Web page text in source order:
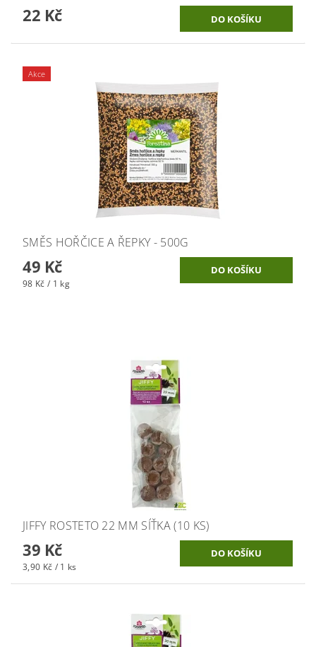
22 Kč
Akce
SMĚS HOŘČICE A ŘEPKY - 500G
49 Kč
98 Kč / 1 kg
JIFFY ROSTETO 22 MM SÍŤKA (10 KS)
39 Kč
3,90 Kč / 1 ks